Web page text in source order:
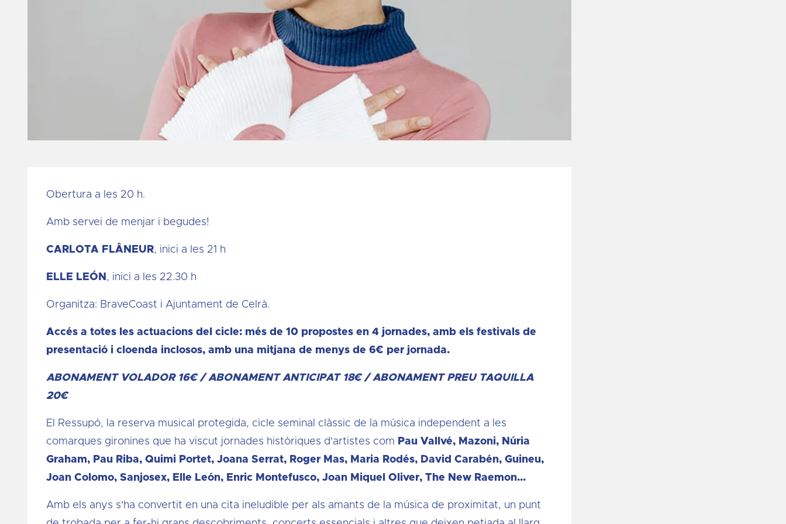
Obertura a les 20 h.
Amb servei de menjar i begudes!
CARLOTA FLÂNEUR, inici a les 21 h
ELLE LEÓN , inici a les 22.30 h
Organitza: BraveCoast i Ajuntament de Celrà.
Accés a totes les actuacions del cicle: més de 10 propostes en 4 jornades, amb els festivals de
presentació i cloenda inclosos, amb una mitjana de menys de 6€ per jornada.
ABONAMENT VOLADOR 16€ / ABONAMENT ANTICIPAT 18€ / ABONAMENT PREU TAQUILLA
20€
El Ressupó, la reserva musical protegida, cicle seminal clàssic de la música independent a les
comarques gironines que ha viscut jornades històriques d'artistes com Pau Vallvé, Mazoni, Núria
Graham, Pau Riba, Quimi Portet, Joana Serrat, Roger Mas, Maria Rodés, David Carabén, Guineu,
Joan Colomo, Sanjosex, Elle León, Enric Montefusco, Joan Miquel Oliver, The New Raemon...
Amb els anys s'ha convertit en una cita ineludible per als amants de la música de proximitat, un punt